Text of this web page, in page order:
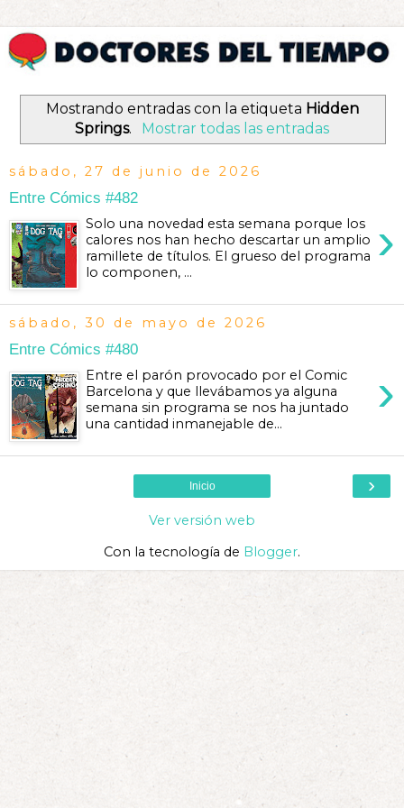
Mostrando entradas con la etiqueta Hidden
Springs. Mostrar todas las entradas
sábado, 27 de junio de 2026
Entre Cómics #482
›
Solo una novedad esta semana porque los
calores nos han hecho descartar un amplio
ramillete de títulos. El grueso del programa
lo componen, ...
sábado, 30 de mayo de 2026
Entre Cómics #480
›
Entre el parón provocado por el Comic
Barcelona y que llevábamos ya alguna
semana sin programa se nos ha juntado
una cantidad inmanejable de...
›
Inicio
Ver versión web
Con la tecnología de Blogger.